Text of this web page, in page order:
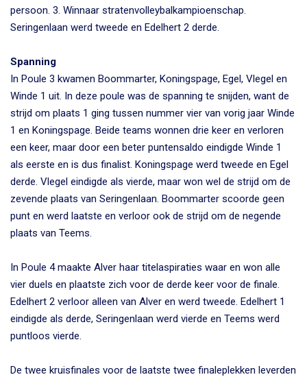
persoon. 3. Winnaar stratenvolleybalkampioenschap.
Seringenlaan werd tweede en Edelhert 2 derde.
Spanning
In Poule 3 kwamen Boommarter, Koningspage, Egel, Vlegel en
Winde 1 uit. In deze poule was de spanning te snijden, want de
strijd om plaats 1 ging tussen nummer vier van vorig jaar Winde
1 en Koningspage. Beide teams wonnen drie keer en verloren
een keer, maar door een beter puntensaldo eindigde Winde 1
als eerste en is dus finalist. Koningspage werd tweede en Egel
derde. Vlegel eindigde als vierde, maar won wel de strijd om de
zevende plaats van Seringenlaan. Boommarter scoorde geen
punt en werd laatste en verloor ook de strijd om de negende
plaats van Teems.
In Poule 4 maakte Alver haar titelaspiraties waar en won alle
vier duels en plaatste zich voor de derde keer voor de finale.
Edelhert 2 verloor alleen van Alver en werd tweede. Edelhert 1
eindigde als derde, Seringenlaan werd vierde en Teems werd
puntloos vierde.
De twee kruisfinales voor de laatste twee finaleplekken leverden